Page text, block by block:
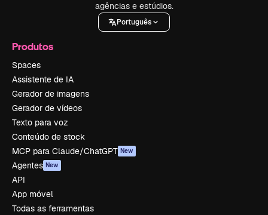
agências e estúdios.
Português
Produtos
Spaces
Assistente de IA
Gerador de imagens
Gerador de vídeos
Texto para voz
Conteúdo de stock
MCP para Claude/ChatGPT New
Agentes New
API
App móvel
Todas as ferramentas